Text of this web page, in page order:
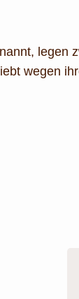
legen
wegen